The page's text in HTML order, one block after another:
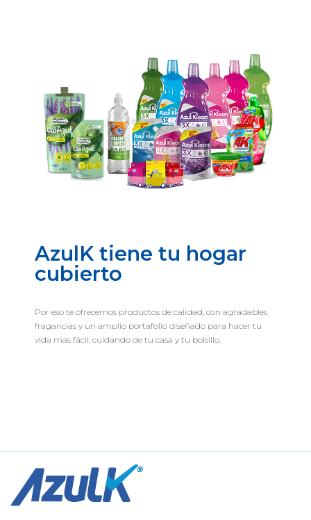
AzulK tiene tu hogar
cubierto
Por eso te ofrecemos productos de calidad, con agradables
fragancias y un amplio portafolio diseñado para hacer tu
vida mas fácil, cuidando de tu casa y tu bolsillo.